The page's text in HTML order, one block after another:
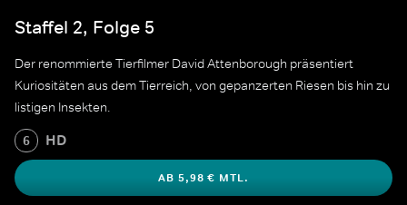
Staffel 2, Folge 5
Der renommierte Tierfilmer David Attenborough präsentiert
Kuriositäten aus dem Tierreich, von gepanzerten Riesen bis hin zu
listigen Insekten.
6 HD
AB 5,98 € MTL.